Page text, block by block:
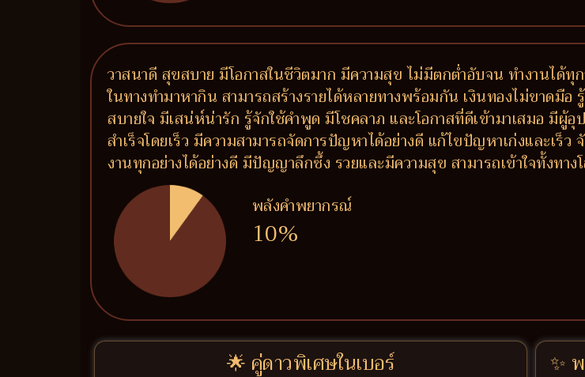
วาสนาดี สุขสบาย มีโอกาสในชีวิตมาก มีความสุข ไม่มีตกต่ำอับจน ทำงานได้
ในทางทำมาหากิน สามารถสร้างรายได้หลายทางพร้อมกัน เงินทองไม่ขาดมื
สบายใจ มีเสน่ห์น่ารัก รู้จักใช้คำพูด มีโชคลาภ และโอกาสที่ดีเข้ามาเสมอ มี
สำเร็จโดยเร็ว มีความสามารถจัดการปัญหาได้อย่างดี แก้ไขปัญหาเก่งและเ
งานทุกอย่างได้อย่างดี มีปัญญาลึกซึ้ง รวยและมีความสุข สามารถเข้าใจทั้งทา
พลังคำพยากรณ์
10%
🌟 คู่ดาวพิเศษในเบอร์ ✨